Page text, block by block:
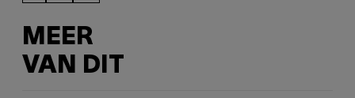
MEER
VAN DIT